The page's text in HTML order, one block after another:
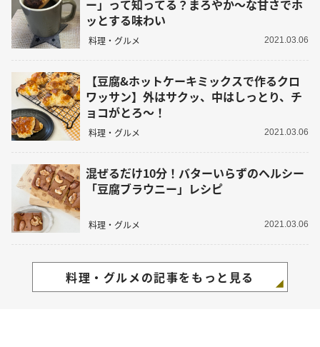
ー」って知ってる？まろやか～な甘さでホ
ッとする味わい
料理・グルメ 2021.03.06
【豆腐&ホットケーキミックスで作るクロ
ワッサン】外はサクッ、中はしっとり、チ
ョコがとろ〜！
料理・グルメ 2021.03.06
混ぜるだけ10分！バターいらずのヘルシー
「豆腐ブラウニー」レシピ
料理・グルメ 2021.03.06
料理・グルメの記事をもっと見る